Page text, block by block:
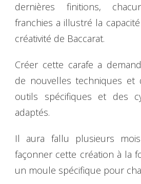
dernières finitions,
franchies a illustré la
créativité de Baccarat.
Créer cette carafe a
de nouvelles techniques et
outils spécifiques et des
adaptés.
Il aura fallu plusieurs
façonner cette création à la
un moule spécifique pour